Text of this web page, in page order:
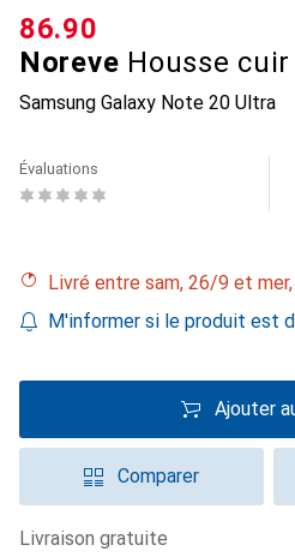
Noreve Housse cuir
Samsung Galaxy Note 20 Ultra
CHF
86.90
Évaluations
Livré entre sam, 26/9 et
M'informer si le produit est
Ajouter
Comparer
livraison gratuite